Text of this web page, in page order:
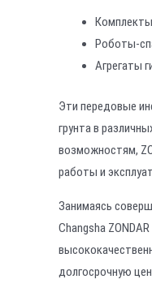
Комплекты
Роботы-
Агрегаты
Эти передовые
грунта в
возможностям,
работы и
Занимаясь
Changsha
долгосрочную